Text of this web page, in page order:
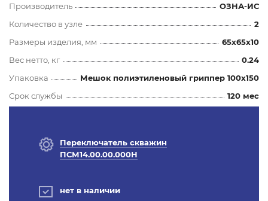
Производитель
ОЗНА-ИС
Количество в узле
2
Размеры изделия, мм
65x65x10
Вес нетто, кг
0.24
Упаковка
Мешок полиэтиленовый гриппер 100х150
Срок службы
120 мес
Переключатель скважин
ПСМ14.00.00.000Н
нет в наличии